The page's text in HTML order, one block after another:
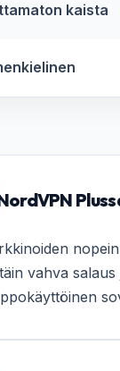
kaista
vahva